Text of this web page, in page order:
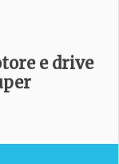
e drive